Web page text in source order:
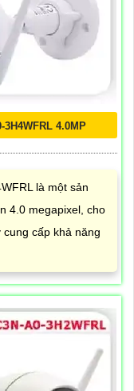
3H4WFRL 4.0MP
là một sản
4.0 megapixel, cho
cấp khả năng